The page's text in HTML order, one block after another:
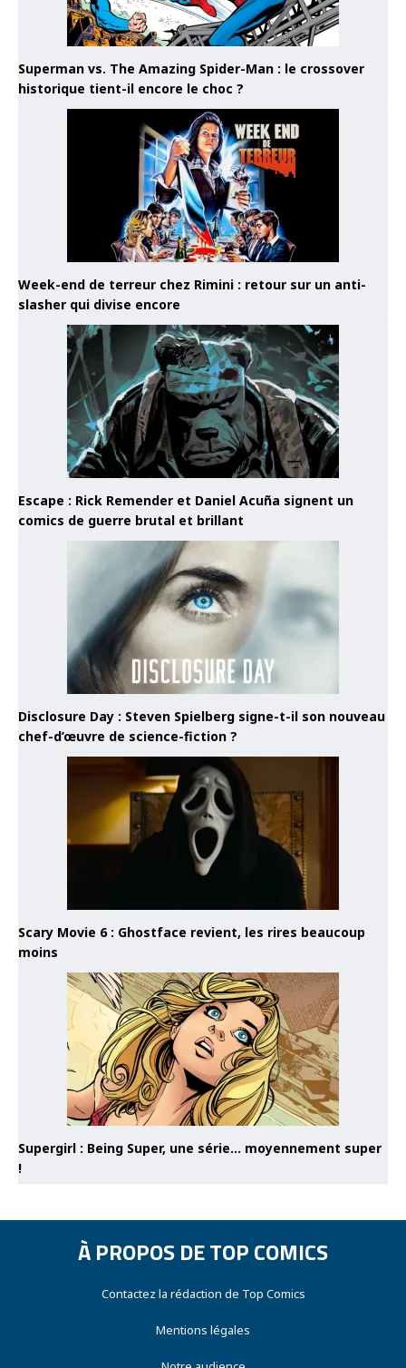
Superman vs. The Amazing Spider-Man : le crossover
historique tient-il encore le choc ?
Week-end de terreur chez Rimini : retour sur un anti-
slasher qui divise encore
Escape : Rick Remender et Daniel Acuña signent un
comics de guerre brutal et brillant
Disclosure Day : Steven Spielberg signe-t-il son nouveau
chef-d’œuvre de science-fiction ?
Scary Movie 6 : Ghostface revient, les rires beaucoup
moins
Supergirl : Being Super, une série… moyennement super
!
À PROPOS DE TOP COMICS
Contactez la rédaction de Top Comics
Mentions légales